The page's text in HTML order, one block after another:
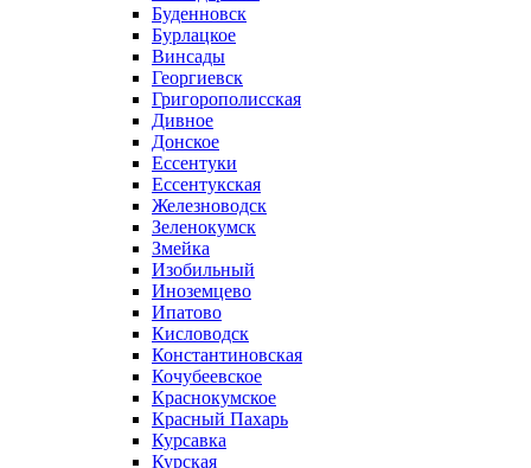
Буденновск
Бурлацкое
Винсады
Георгиевск
Григорополисская
Дивное
Донское
Ессентуки
Ессентукская
Железноводск
Зеленокумск
Змейка
Изобильный
Иноземцево
Ипатово
Кисловодск
Константиновская
Кочубеевское
Краснокумское
Красный Пахарь
Курсавка
Курская